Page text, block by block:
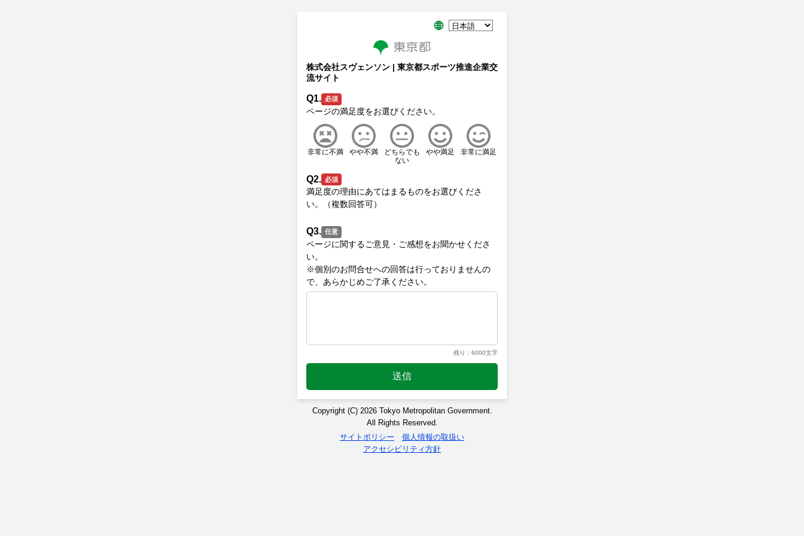
株式会社スヴェンソン | 東京都スポーツ推進企業交
流サイト
Q1. 必須
非常に不満 やや不満
どちらでも
ない
やや満足 非常に満足
Q2. 必須
満足度の理由にあてはまるものをお選びくださ
Q3. 任意
ページに関するご意見・ご感想をお聞かせくださ
い。
※個別のお問合せへの回答は行っておりませんの
残り：6000文字
送信
Copyright (C) 2026 Tokyo Metropolitan Government.
All Rights Reserved.
サイトポリシー
個人情報の取扱い
アクセシビリティ方針